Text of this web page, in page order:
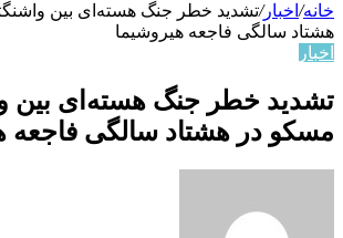
خانه/ اخبار/تشدید خطر جنگ هسته‌ای بین
هشتاد سالگی فاجعه هیروشیما
اخبار
تشدید خطر جنگ هسته‌ای بین
مسکو در هشتاد سالگی فاجعه